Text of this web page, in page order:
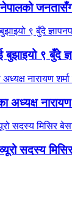
नेपालको
९ बुँदे
नारायण
सदस्य